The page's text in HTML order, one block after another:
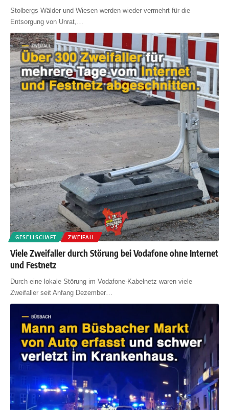
Stolbergs Wälder und Wiesen werden wieder vermehrt für die
Entsorgung von Unrat,…
GESELLSCHAFT ZWEIFALL
Viele Zweifaller durch Störung bei Vodafone ohne Internet
und Festnetz
Durch eine lokale Störung im Vodafone-Kabelnetz waren viele
Zweifaller seit Anfang Dezember…